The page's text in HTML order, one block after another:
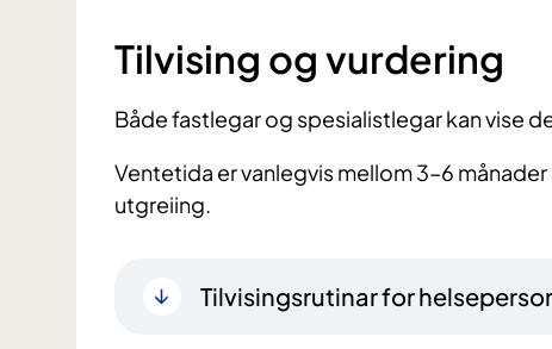
Tilvising og vurdering
Både fastlegar og spesialistlegar kan vise
Ventetida er vanlegvis mellom 3–6
utgreiing.
Tilvisingsrutinar for